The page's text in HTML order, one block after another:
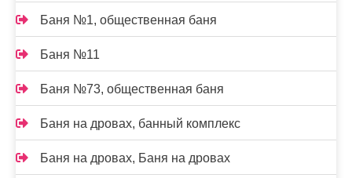
Баня №1, общественная баня
Баня №11
Баня №73, общественная баня
Баня на дровах, банный комплекс
Баня на дровах, Баня на дровах